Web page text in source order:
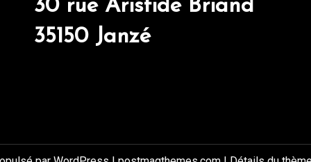
30 rue Aristide Briand
35150 Janzé